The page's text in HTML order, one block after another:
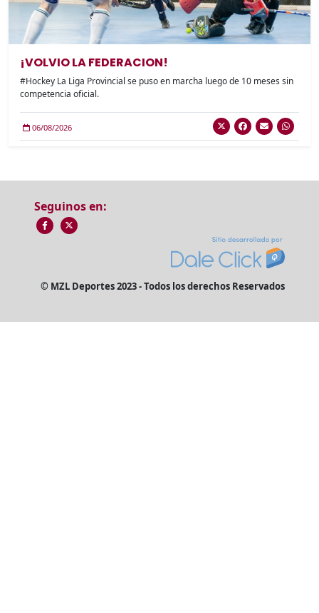
¡VOLVIO LA FEDERACION!
#Hockey La Liga Provincial se puso en marcha luego de 10 meses sin
competencia oficial.
06/08/2026
Seguinos en:
© MZL Deportes 2023 - Todos los derechos Reservados